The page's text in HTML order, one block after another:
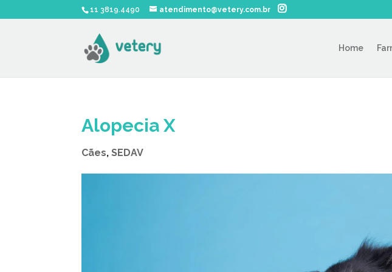
11 3819.4490 atendimento@vetery.com.br
Home
Alopecia X
Cães,SEDAV